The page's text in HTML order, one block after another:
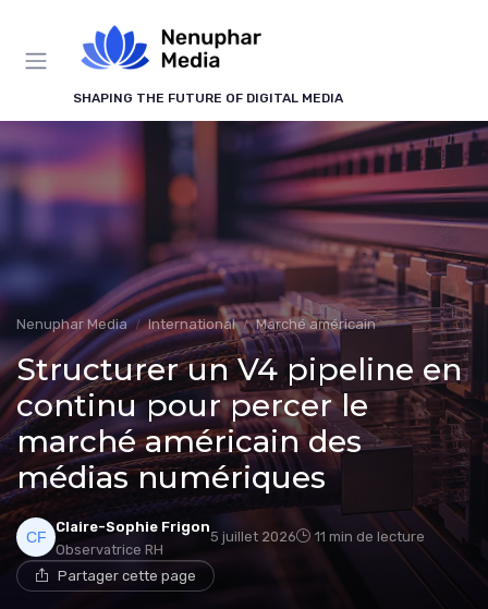
SHAPING THE FUTURE OF DIGITAL MEDIA
Nenuphar Media International Marché américain
Structurer un V4 pipeline en
continu pour percer le
marché américain des
médias numériques
Claire-Sophie Frigon
Observatrice RH
5 juillet 2026 11 min de lecture
Partager cette page